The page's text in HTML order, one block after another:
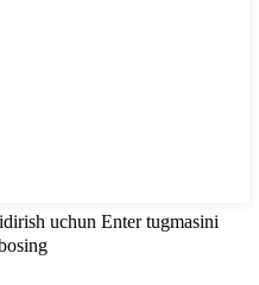
uchun Enter tugmasini